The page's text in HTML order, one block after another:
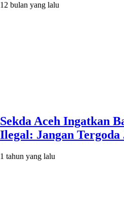
12 bulan yang lalu
Sekda Aceh Ingatkan
Ilegal: Jangan
1 tahun yang lalu